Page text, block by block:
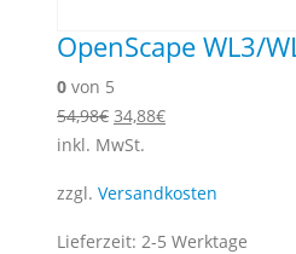
OpenScape WL3/
0 von 5
54,98€ Ursprünglicher
Preis
54,98€
34,88€Aktueller
34,88€.
inkl. MwSt.
zzgl. Versandkosten
Lieferzeit: 2-5 Werktage